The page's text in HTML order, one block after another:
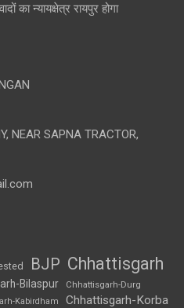
का न्यायक्षेत्र रायपुर होगा
NEAR SAPNA TRACTOR,
BJP Chhattisgarh
Bilaspur Chhattisgarh-Durg
Kabirdham Chhattisgarh-Korba